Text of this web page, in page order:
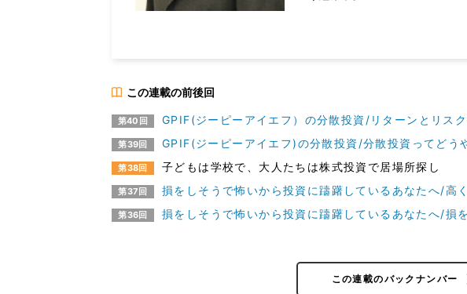
この連載の前後回
第40回 GPIF(ジーピーアイエフ）の分散投資/リターンとリス
第39回 GPIF(ジーピーアイエフ)の分散投資/分散投資ってどう
第38回 子どもは学校で、大人たちは株式投資で居場所探し
第37回 損をしそうで怖いから投資に躊躇しているあなたへ/高
第36回 損をしそうで怖いから投資に躊躇しているあなたへ/損
この連載のバックナンバー